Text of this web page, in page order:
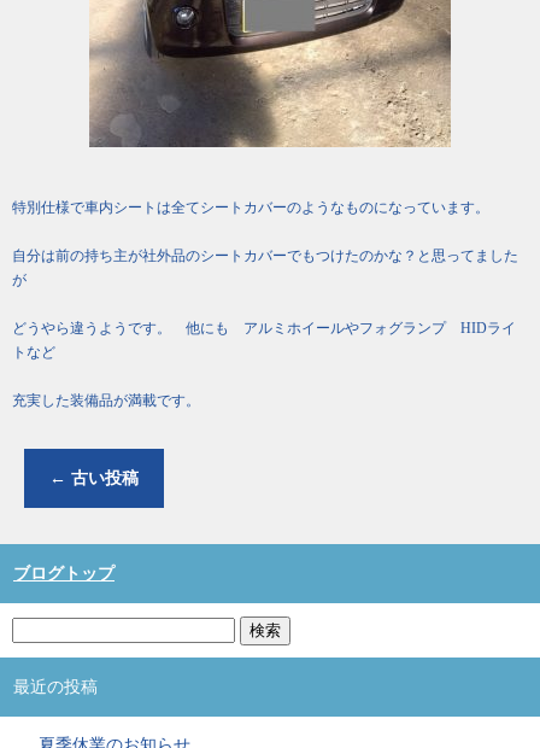
特別仕様で車内シートは全てシートカバーのようなものになっています。
自分は前の持ち主が社外品のシートカバーでもつけたのかな？と思ってました
が
どうやら違うようです。 他にも アルミホイールやフォグランプ HIDライ
トなど
充実した装備品が満載です。
← 古い投稿
ブログトップ
最近の投稿